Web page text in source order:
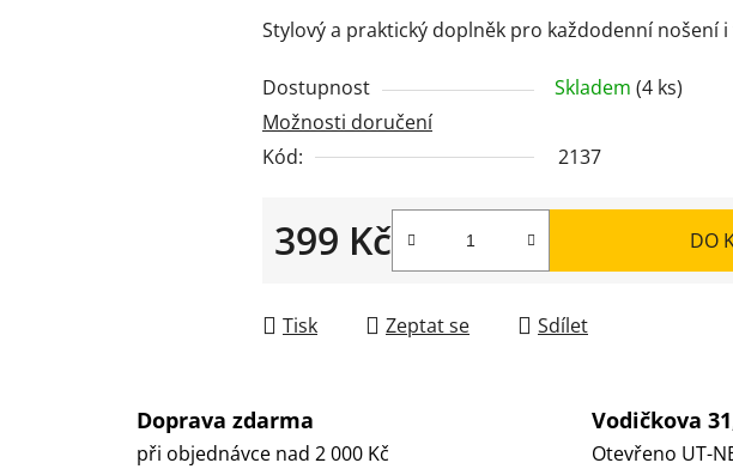
Stylový a praktický doplněk pro každodenní nošení
Dostupnost Skladem (4 ks)
Možnosti doručení
Kód:
2137
399 Kč DO
Tisk Zeptat se Sdílet
Doprava zdarma
při objednávce nad 2 000 Kč
Vodičkova
Otevřeno UT-